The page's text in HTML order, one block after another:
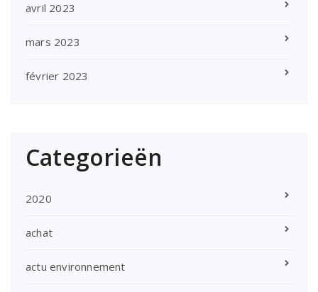
avril 2023
mars 2023
février 2023
Categorieën
2020
achat
actu environnement